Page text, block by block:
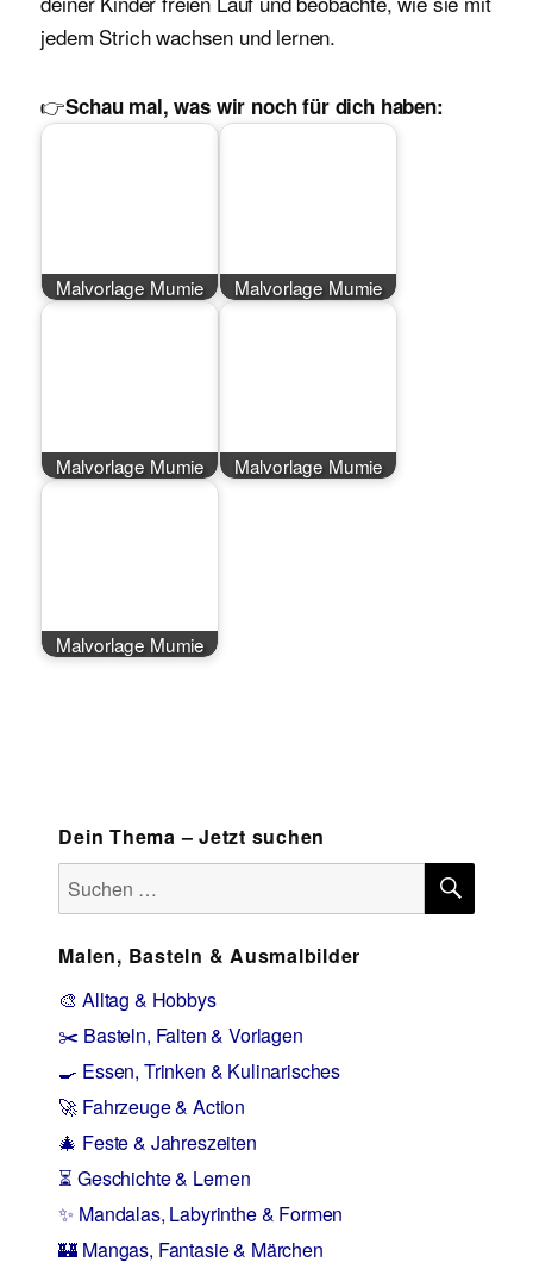
jedem Strich wachsen und lernen.
👉Schau mal, was wir noch für dich haben:
Malvorlage Mumie Malvorlage Mumie
Malvorlage Mumie Malvorlage Mumie
Malvorlage Mumie
Dein Thema – Jetzt suchen
Suchen
nach:
Malen, Basteln & Ausmalbilder
🎨 Alltag & Hobbys
✂️ Basteln, Falten & Vorlagen
🍳 Essen, Trinken & Kulinarisches
🚀 Fahrzeuge & Action
🎄 Feste & Jahreszeiten
⏳ Geschichte & Lernen
✨ Mandalas, Labyrinthe & Formen
🏰 Mangas, Fantasie & Märchen